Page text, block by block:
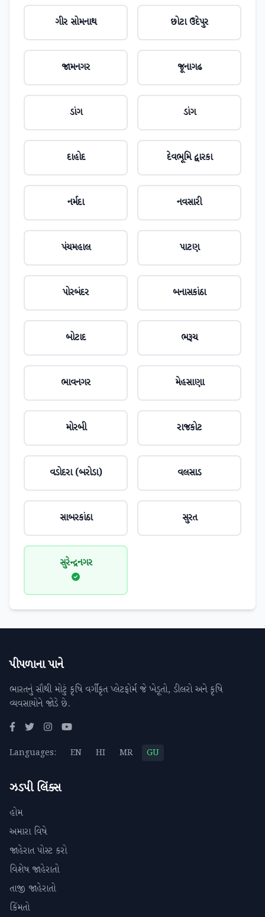
ગીર સોમનાથ છોટા ઉદેપુર
જામનગર જૂનાગઢ
ડાંગ ડાંગ
દાહોદ દેવભૂમિ દ્વારકા
નર્મદા નવસારી
પંચમહાલ પાટણ
પોરબંદર બનાસકાંઠા
બોટાદ ભરૂચ
ભાવનગર મેહસાણા
મોરબી રાજકોટ
વડોદરા (બરોડા) વલસાડ
સાબરકાંઠા સુરત
સુરેન્દ્રનગર
પીપળાના પાને
ભારતનું સૌથી મોટું કૃષિ વર્ગીકૃત પ્લેટફોર્મ જે ખેડૂતો, ડીલરો અને કૃષિ
વ્યવસાયોને જોડે છે.
Languages: EN HI MR GU
ઝડપી લિંક્સ
હોમ
અમારા વિષે
જાહેરાત પોસ્ટ કરો
વિશેષ જાહેરાતો
તાજી જાહેરાતો
કિંમતો